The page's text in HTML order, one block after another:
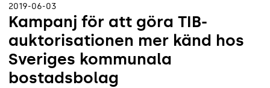
2019-06-03
Kampanj för att göra TIB-
auktorisationen mer känd hos
Sveriges kommunala
bostadsbolag